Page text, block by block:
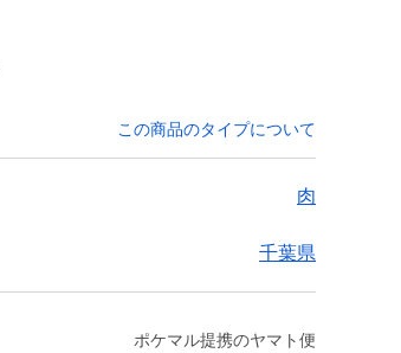
この商品のタイプについて
肉
千葉県
ポケマル提携のヤマト便